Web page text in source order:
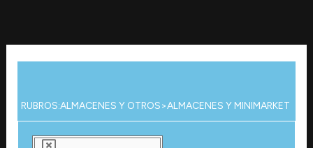
contenido
RUBROS:ALMACENES Y OTROS>ALMACENES Y MINIMARKET